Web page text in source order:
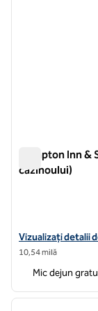
Hampton Inn
cazinoului)
Vizualizați
Vizualizați detalii
10,54 milă
Mic dejun
1 din 12